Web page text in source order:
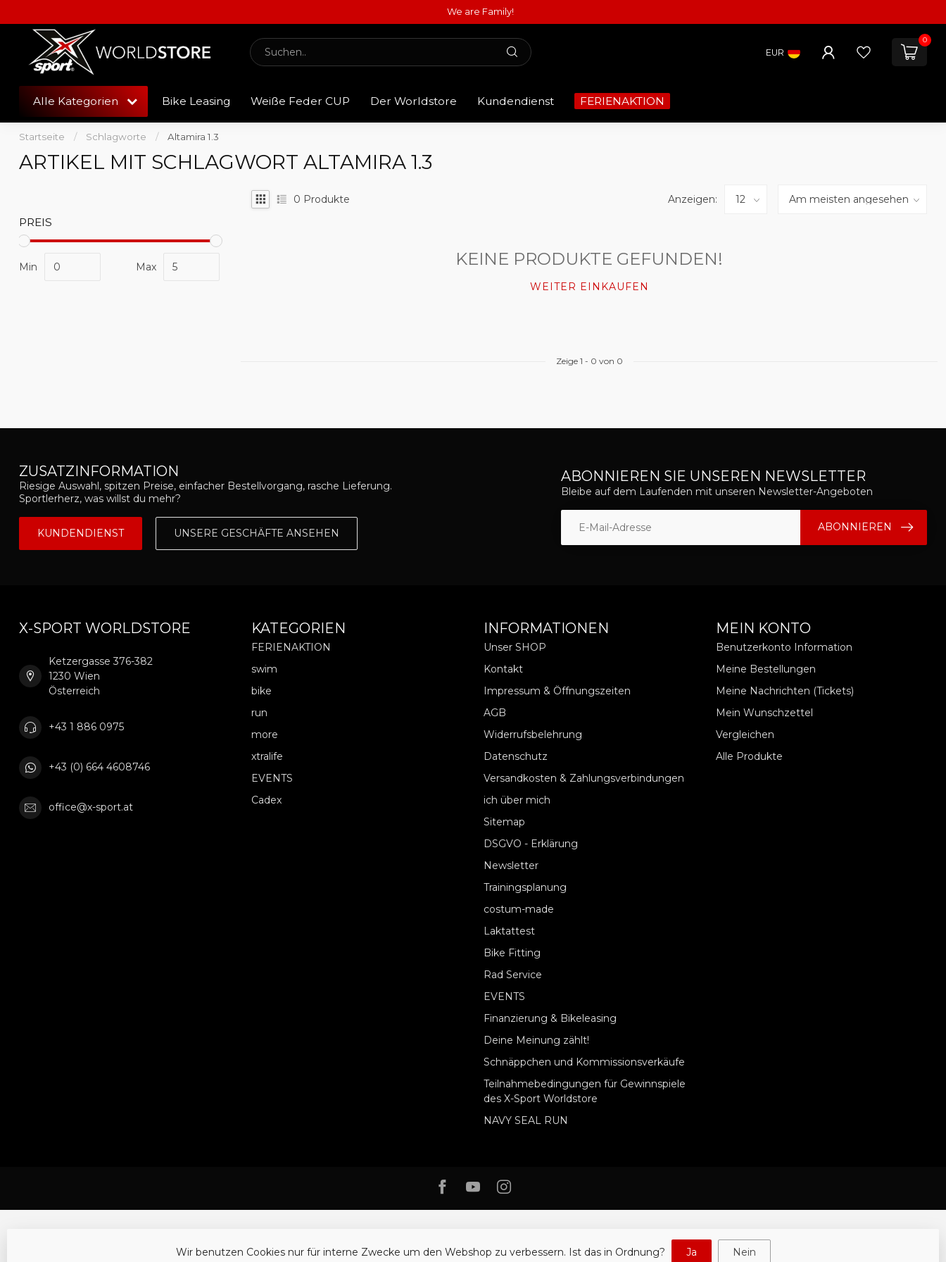
We are Family!
EUR
0
Alle Kategorien Bike Leasing Weiße Feder CUP Der Worldstore Kundendienst FERIENAKTION
Startseite / Schlagworte / Altamira 1.3
ARTIKEL MIT SCHLAGWORT ALTAMIRA 1.3
PREIS
Min Max
0 Produkte Anzeigen:
KEINE PRODUKTE GEFUNDEN!
WEITER EINKAUFEN
Zeige 1 - 0 von 0
ZUSATZINFORMATION
Riesige Auswahl, spitzen Preise, einfacher Bestellvorgang, rasche Lieferung.
Sportlerherz, was willst du mehr?
KUNDENDIENST UNSERE GESCHÄFTE ANSEHEN
ABONNIEREN SIE UNSEREN NEWSLETTER
Bleibe auf dem Laufenden mit unseren Newsletter-Angeboten
ABONNIEREN
X-SPORT WORLDSTORE
Ketzergasse 376-382
1230 Wien
Österreich
+43 1 886 0975
+43 (0) 664 4608746
office@x-sport.at
KATEGORIEN
FERIENAKTION
swim
bike
run
more
xtralife
EVENTS
Cadex
INFORMATIONEN
Unser SHOP
Kontakt
Impressum & Öffnungszeiten
AGB
Widerrufsbelehrung
Datenschutz
Versandkosten & Zahlungsverbindungen
ich über mich
Sitemap
DSGVO - Erklärung
Newsletter
Trainingsplanung
costum-made
Laktattest
Bike Fitting
Rad Service
EVENTS
Finanzierung & Bikeleasing
Deine Meinung zählt!
Schnäppchen und Kommissionsverkäufe
Teilnahmebedingungen für Gewinnspiele
des X-Sport Worldstore
NAVY SEAL RUN
MEIN KONTO
Benutzerkonto Information
Meine Bestellungen
Meine Nachrichten (Tickets)
Mein Wunschzettel
Vergleichen
Alle Produkte
Wir benutzen Cookies nur für interne Zwecke um den Webshop zu verbessern. Ist das in Ordnung? Ja Nein